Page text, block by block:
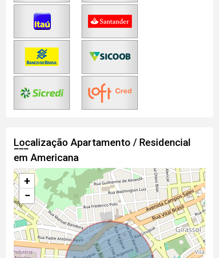
Localização Apartamento / Residencial
em Americana
+
−